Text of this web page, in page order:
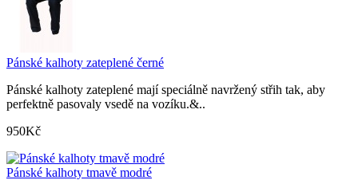
Pánské kalhoty zateplené černé
Pánské kalhoty zateplené mají speciálně navržený střih tak, aby
perfektně pasovaly vsedě na vozíku.&..
950Kč
Pánské kalhoty tmavě modré